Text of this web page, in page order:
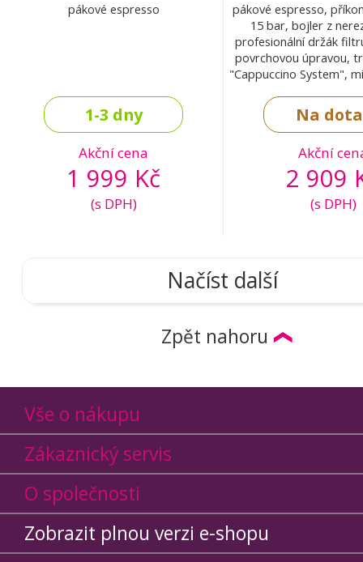
pákové espresso
1-3 dny
Akční cena
1 999 Kč
(s DPH)
pákové espresso,
15 bar, bojler z
profesionální držák
povrchovou úpravou,
"Cappuccino System",
porcovanou
Na
Akční
2 909
(s DPH)
Načíst další
Zpět nahoru
Vše o nákupu
Zákaznický servis
O společnosti
Zobrazit plnou verzi e-shopu